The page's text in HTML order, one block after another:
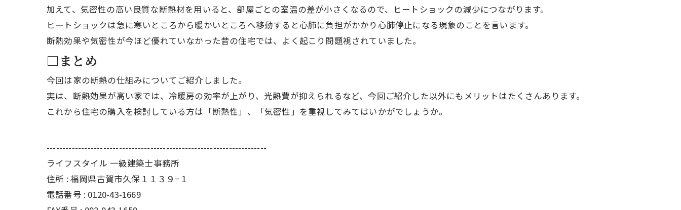
加えて、気密性の高い良質な断熱材を用いると、部屋ごとの室温の差が小さくなるので、ヒートショックの減少につながります。
ヒートショックは急に寒いところから暖かいところへ移動すると心肺に負担がかかり心肺停止になる現象のことを言います。
断熱効果や気密性が今ほど優れていなかった昔の住宅では、よく起こり問題視されていました。
□まとめ
今回は家の断熱の仕組みについてご紹介しました。
実は、断熱効果が高い家では、冷暖房の効率が上がり、光熱費が抑えられるなど、今回ご紹介した以外にもメリットはたくさんあります。
これから住宅の購入を検討している方は「断熱性」、「気密性」を重視してみてはいかがでしょうか。
----------------------------------------------------------------------
ライフスタイル 一級建築士事務所
住所 : 福岡県古賀市久保１１３９−１
電話番号 : 0120-43-1669